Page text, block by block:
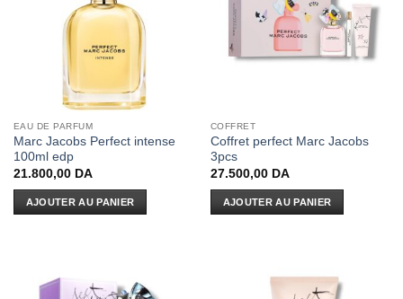
EAU DE PARFUM
Marc Jacobs Perfect intense
100ml edp
21.800,00 DA
AJOUTER AU PANIER
COFFRET
Coffret perfect Marc Jacobs
3pcs
27.500,00 DA
AJOUTER AU PANIER